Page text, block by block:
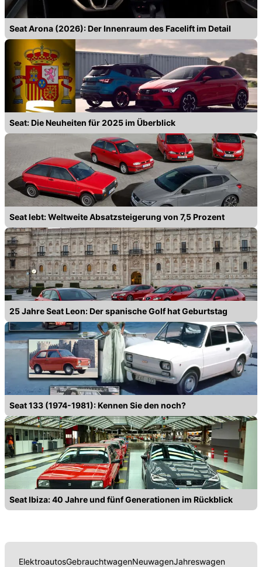
Seat Arona (2026): Der Innenraum des Facelift im Detail
Seat: Die Neuheiten für 2025 im Überblick
Seat lebt: Weltweite Absatzsteigerung von 7,5 Prozent
25 Jahre Seat Leon: Der spanische Golf hat Geburtstag
Seat 133 (1974-1981): Kennen Sie den noch?
Seat Ibiza: 40 Jahre und fünf Generationen im Rückblick
ElektroautosGebrauchtwagenNeuwagenJahreswagen